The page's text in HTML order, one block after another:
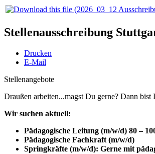
Stellenausschreibung
Drucken
E-Mail
Stellenangebote
Draußen arbeiten...magst Du gerne? Dann
Wir suchen aktuell:
Pädagogische Leitung (m/w/d) 80 –
Pädagogische Fachkraft (m/w/d)
Springkräfte (m/w/d): Gerne mit